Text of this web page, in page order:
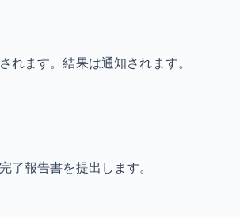
れます。結果は通知されます。
了報告書を提出します。